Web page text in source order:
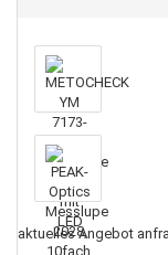
aktuelles Angebot